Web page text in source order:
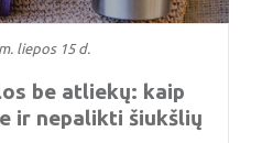
liepos 15 d.
be atliekų: kaip
ir nepalikti šiukšlių